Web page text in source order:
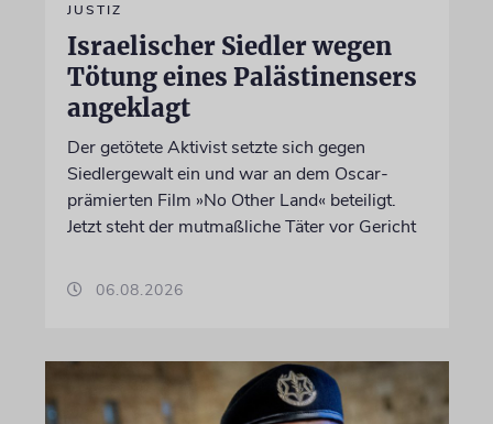
JUSTIZ
Israelischer Siedler wegen
Tötung eines Palästinensers
angeklagt
Der getötete Aktivist setzte sich gegen
Siedlergewalt ein und war an dem Oscar-
prämierten Film »No Other Land« beteiligt.
Jetzt steht der mutmaßliche Täter vor Gericht
06.08.2026